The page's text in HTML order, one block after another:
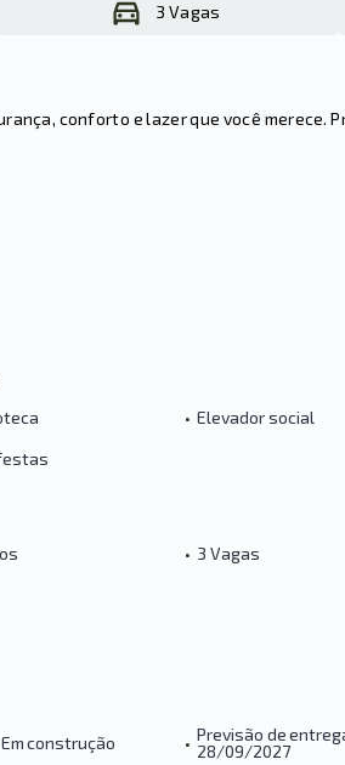
3 Vagas
conforto e lazer que você merece.
• Elevador social
• 3 Vagas
construção • Previsão de
28/09/2027